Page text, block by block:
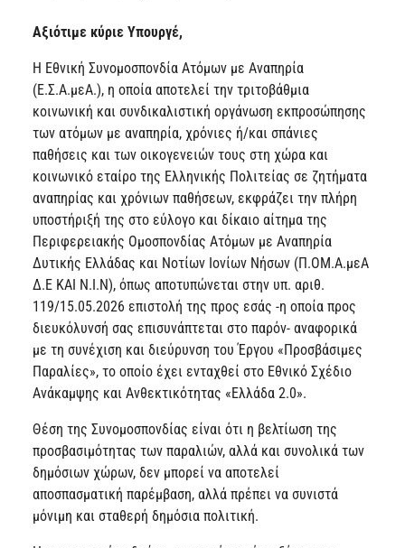
Αξιότιμε κύριε Υπουργέ,
Η Εθνική Συνομοσπονδία Ατόμων με Αναπηρία
(Ε.Σ.Α.μεΑ.), η οποία αποτελεί την τριτοβάθμια
κοινωνική και συνδικαλιστική οργάνωση εκπροσώπησης
των ατόμων με αναπηρία, χρόνιες ή/και σπάνιες
παθήσεις και των οικογενειών τους στη χώρα και
κοινωνικό εταίρο της Ελληνικής Πολιτείας σε ζητήματα
αναπηρίας και χρόνιων παθήσεων, εκφράζει την πλήρη
υποστήριξή της στο εύλογο και δίκαιο αίτημα της
Περιφερειακής Ομοσπονδίας Ατόμων με Αναπηρία
Δυτικής Ελλάδας και Νοτίων Ιονίων Νήσων (Π.ΟΜ.Α.μεΑ
Δ.Ε ΚΑΙ Ν.Ι.Ν), όπως αποτυπώνεται στην υπ. αριθ.
119/15.05.2026 επιστολή της προς εσάς -η οποία προς
διευκόλυνσή σας επισυνάπτεται στο παρόν- αναφορικά
με τη συνέχιση και διεύρυνση του Έργου «Προσβάσιμες
Παραλίες», το οποίο έχει ενταχθεί στο Εθνικό Σχέδιο
Ανάκαμψης και Ανθεκτικότητας «Ελλάδα 2.0».
Θέση της Συνομοσπονδίας είναι ότι η βελτίωση της
προσβασιμότητας των παραλιών, αλλά και συνολικά των
δημόσιων χώρων, δεν μπορεί να αποτελεί
αποσπασματική παρέμβαση, αλλά πρέπει να συνιστά
μόνιμη και σταθερή δημόσια πολιτική.